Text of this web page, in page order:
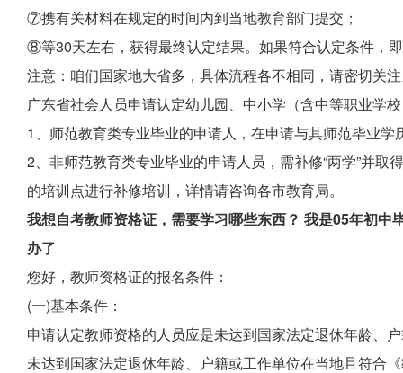
⑦携有关材料在规定的时间内到当地教育部门提交；
⑧等30天左右，获得最终认定结果。如果符合认定条件，
注意：咱们国家地大省多，具体流程各不相同，请密切关
广东省社会人员申请认定幼儿园、中小学（含中等职业学
1、师范教育类专业毕业的申请人，在申请与其师范毕业学
2、非师范教育类专业毕业的申请人员，需补修“两学”并取
的培训点进行补修培训，详情请咨询各市教育局。
我想自考教师资格证，需要学习哪些东西？ 我是05年初中
办了
您好，教师资格证的报名条件：
(一)基本条件：
申请认定教师资格的人员应是未达到国家法定退休年龄、
未达到国家法定退休年龄、户籍或工作单位在当地且符合